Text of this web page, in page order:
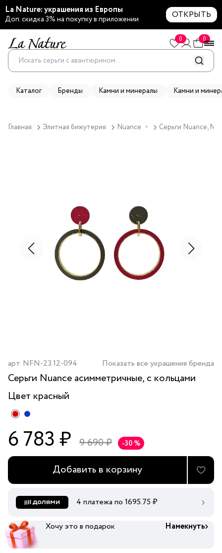
La Nature: украшения из Европы
Доп. скидка 3% на покупку в приложении ОТКРЫТЬ
0 0
Каталог Бренды Камни и минералы Камни и
Главная Элитная бижутерия Nuance ▼ Серьги Nuance,
арт. NFN-23.12-094 Показать все украшения бренда
Серьги Nuance асимметричные, с кольцами
Цвет красный
6 783 ₽ 9 690 ₽ -30 %
Добавить в корзину
4 платежа по 1695.75 ₽
Хочу это в подарок Намекнуть